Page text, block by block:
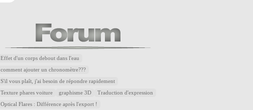
Effet d'un corps debout dans l'eau
comment ajouter un chronomètre???
S'il vous plaît, j'ai besoin de répondre rapidement
Texture phares voiture graphisme 3D Traduction d'expression
Optical Flares : Différence après l'export !